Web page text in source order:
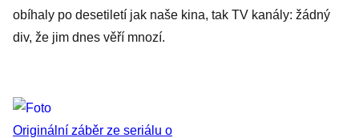
obíhaly po desetiletí jak naše kina, tak TV kanály: žádný
div, že jim dnes věří mnozí.
Originální záběr ze seriálu o